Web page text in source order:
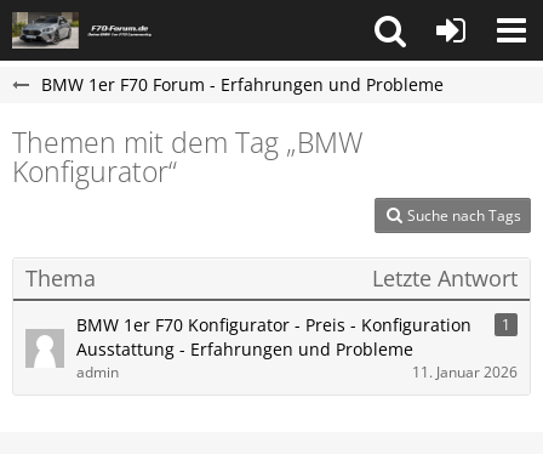
BMW 1er F70 Forum - Erfahrungen und Probleme
Themen mit dem Tag „BMW
Konfigurator“
Suche nach Tags
Thema Letzte Antwort
BMW 1er F70 Konfigurator - Preis - Konfiguration
Ausstattung - Erfahrungen und Probleme
1
admin 11. Januar 2026